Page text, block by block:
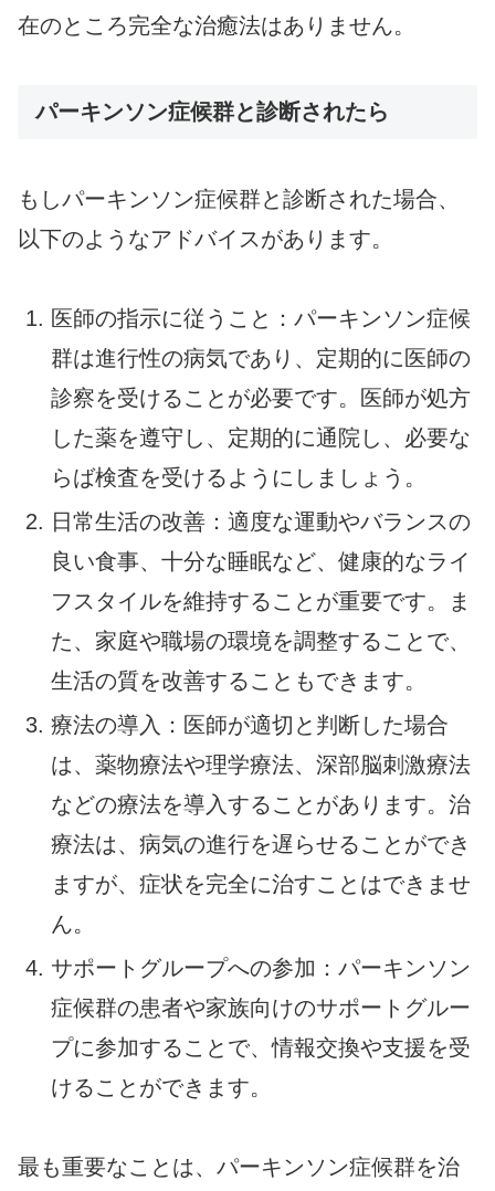
在のところ完全な治癒法はありません。
パーキンソン症候群と診断されたら
もしパーキンソン症候群と診断された場合、
以下のようなアドバイスがあります。
医師の指示に従うこと：パーキンソン症候
群は進行性の病気であり、定期的に医師の
診察を受けることが必要です。医師が処方
した薬を遵守し、定期的に通院し、必要な
らば検査を受けるようにしましょう。
日常生活の改善：適度な運動やバランスの
良い食事、十分な睡眠など、健康的なライ
フスタイルを維持することが重要です。ま
た、家庭や職場の環境を調整することで、
生活の質を改善することもできます。
療法の導入：医師が適切と判断した場合
は、薬物療法や理学療法、深部脳刺激療法
などの療法を導入することがあります。治
療法は、病気の進行を遅らせることができ
ますが、症状を完全に治すことはできませ
ん。
サポートグループへの参加：パーキンソン
症候群の患者や家族向けのサポートグルー
プに参加することで、情報交換や支援を受
けることができます。
最も重要なことは、パーキンソン症候群を治